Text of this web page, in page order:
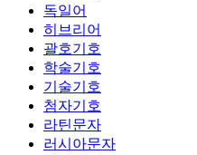
독일어
히브리어
괄호기호
학술기호
기술기호
첨자기호
라틴문자
러시아문자